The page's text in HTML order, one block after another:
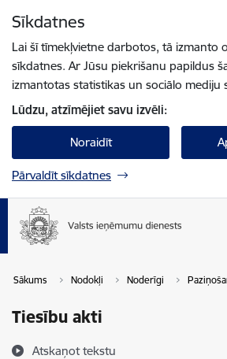
Sīkdatnes
Lai šī tīmekļvietne darbotos, tā izmanto
sīkdatnes. Ar Jūsu piekrišanu papildus
izmantotas statistikas un sociālo mediju
Lūdzu, atzīmējiet savu izvēli:
Noraidīt
Pārvaldīt sīkdatnes
Sākums Nodokļi Noderīgi
Tiesību akti
Atskaņot tekstu